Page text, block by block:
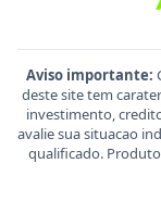
Aviso importante:
deste site tem
investimento,
avalie sua situacao
qualificado.